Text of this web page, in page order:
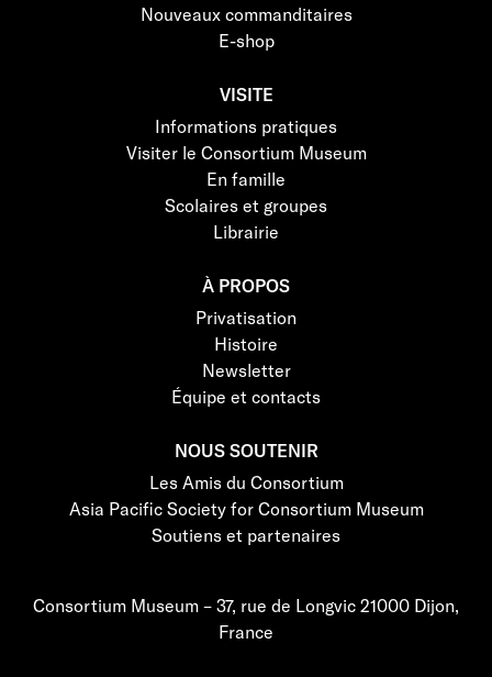
Nouveaux commanditaires
E-shop
VISITE
Informations pratiques
Visiter le Consortium Museum
En famille
Scolaires et groupes
Librairie
À PROPOS
Privatisation
Histoire
Newsletter
Équipe et contacts
NOUS SOUTENIR
Les Amis du Consortium
Asia Pacific Society for Consortium Museum
Soutiens et partenaires
Consortium Museum – 37, rue de Longvic 21000 Dijon,
France